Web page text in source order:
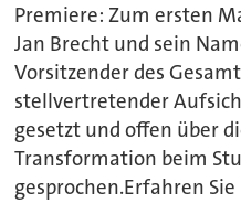
Premiere: Zum ersten
Jan Brecht und sein
Vorsitzender des
stellvertretender
gesetzt und offen über
Transformation beim
gesprochen.Erfahren